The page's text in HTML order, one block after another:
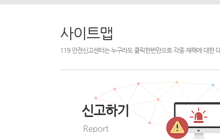
사이트맵
119 안전신고센터는 누구라도 클릭한번만으로 각종 재해에 대한
신고하기
Report